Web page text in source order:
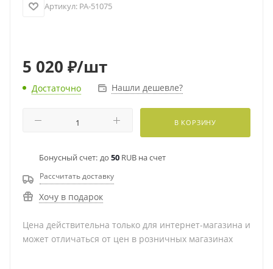
Артикул: PA-51075
5 020 ₽/шт
Достаточно Нашли дешевле?
В КОРЗИНУ
Бонусный счет: до 50 RUB на счет
Рассчитать доставку
Хочу в подарок
Цена действительна только для интернет-магазина и
может отличаться от цен в розничных магазинах